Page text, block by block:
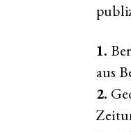
1.
aus
2.